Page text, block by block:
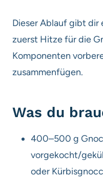
Dieser Ablauf gibt dir
zuerst Hitze für die
Komponenten
zusammenfügen.
Was du
400–500 g
vorgekocht/
oder